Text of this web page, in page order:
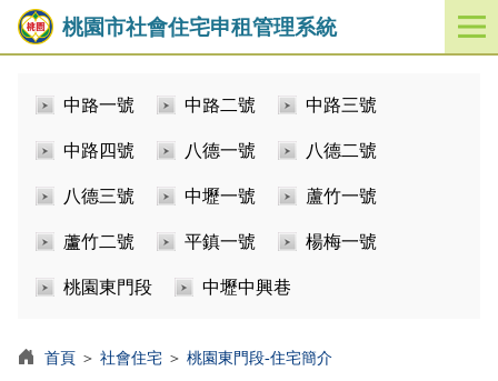
桃園市社會住宅申租管理系統
開
啟
中路一號 中路二號 中路三號
中路四號 八德一號 八德二號
八德三號 中壢一號 蘆竹一號
蘆竹二號 平鎮一號 楊梅一號
桃園東門段 中壢中興巷
首頁 ＞ 社會住宅 ＞ 桃園東門段-住宅簡介